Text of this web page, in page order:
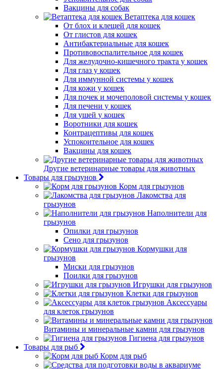
Вакцины для собак
Ветаптека для кошек
От блох и клещей для кошек
От глистов для кошек
Антибактериальные для кошек
Противовоспалительное для кошек
Для желудочно-кишечного тракта у кошек
Для глаз у кошек
Для иммунной системы у кошек
Для кожи у кошек
Для почек и мочеполовой системы у кошек
Для печени у кошек
Для ушей у кошек
Воротники для кошек
Контрацептивы для кошек
Успокоительное для кошек
Вакцины для кошек
Другие ветеринарные товары для животных
Товары для грызунов
Корм для грызунов
Лакомства для
грызунов
Наполнители для
грызунов
Опилки для грызунов
Сено для грызунов
Кормушки для
грызунов
Миски для грызунов
Поилки для грызунов
Игрушки для грызунов
Клетки для грызунов
Аксессуары
для клеток грызунов
Витамины и минеральные камни для грызунов
Гигиена для грызунов
Товары для рыб
Корм для рыб